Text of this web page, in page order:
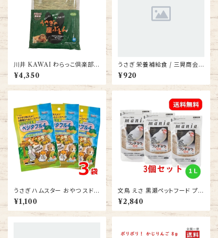
川井 KAWAI わらっこ倶楽部
うさぎの座ぶとん L 6個セット/
ウサギ チモシー 座布団
¥4,350
うさぎ 栄養補給食 / 三晃商会
ラビット・ヘアボールリリーフ 50
g
¥920
うさぎ ハムスター おやつ スドー
サクサク王国 ベジタブル4 26ｇ
3袋 送料無料
¥1,100
文鳥 えさ 黒瀬ペットフード プロ
ショップ専用 マニア（mania） 文
鳥 1L ブンチョウ エサ 3個セット
送料無料
¥2,840